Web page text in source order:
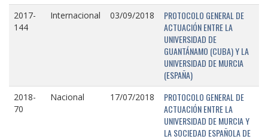
2017-
144
Internacional 03/09/2018
PROTOCOLO GENERAL DE
ACTUACIÓN ENTRE LA
UNIVERSIDAD DE
GUANTÁNAMO (CUBA) Y LA
UNIVERSIDAD DE MURCIA
(ESPAÑA)
2018-
70
Nacional 17/07/2018
PROTOCOLO GENERAL DE
ACTUACIÓN ENTRE LA
UNIVERSIDAD DE MURCIA Y
LA SOCIEDAD ESPAÑOLA DE